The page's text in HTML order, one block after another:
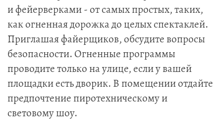
и фейерверками - от самых простых, таких,
как огненная дорожка до целых спектаклей.
Приглашая файерщиков, обсудите вопросы
безопасности. Огненные программы
проводите только на улице, если у вашей
площадки есть дворик. В помещении отдайте
предпочтение пиротехническому и
световому шоу.